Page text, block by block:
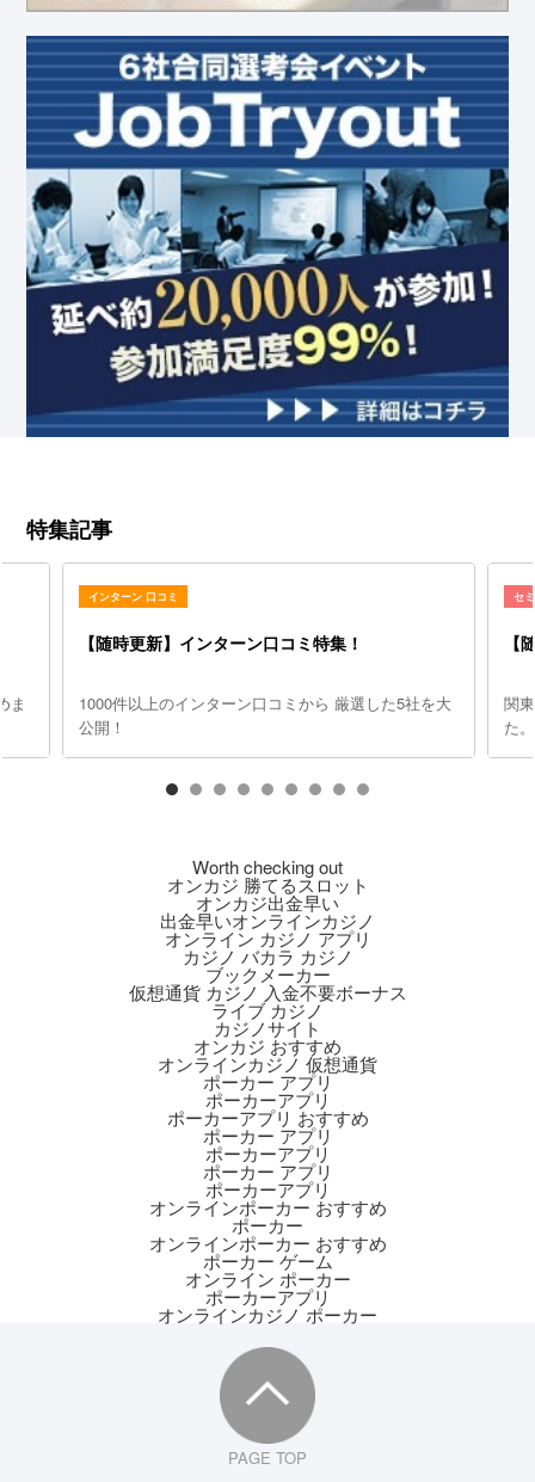
特集記事
ま
インターン 口コミ
【随時更新】インターン口コミ特集！
1000件以上のインターン口コミから 厳選した5社を大
公開！
セ
【
関
た。
Worth checking out
オンカジ 勝てるスロット
オンカジ出金早い
出金早いオンラインカジノ
オンライン カジノ アプリ
カジノ バカラ カジノ
ブックメーカー
仮想通貨 カジノ 入金不要ボーナス
ライブ カジノ
カジノサイト
オンカジ おすすめ
オンラインカジノ 仮想通貨
ポーカー アプリ
ポーカーアプリ
ポーカーアプリ おすすめ
ポーカー アプリ
ポーカーアプリ
ポーカー アプリ
ポーカーアプリ
オンラインポーカー おすすめ
ポーカー
オンラインポーカー おすすめ
ポーカー ゲーム
オンライン ポーカー
ポーカーアプリ
オンラインカジノ ポーカー
PAGE TOP